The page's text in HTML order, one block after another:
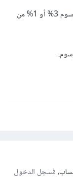
أما في حال الدفع من خلال البطاقة البنكية فهناك رسوم 3% أو 1% من
فسجل الدخول